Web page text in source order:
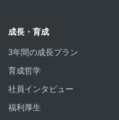
成長・育成
3年間の成長プラン
育成哲学
社員インタビュー
福利厚生